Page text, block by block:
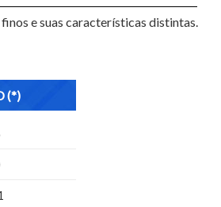
e suas características distintas.
(*)